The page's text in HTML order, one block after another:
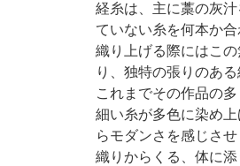
経糸は、主に藁の灰
ていない糸を何本か
織り上げる際にはこ
り、独特の張りのあ
これまでその作品の
細い糸が多色に染め
らモダンさを感じさ
織りからくる、体に